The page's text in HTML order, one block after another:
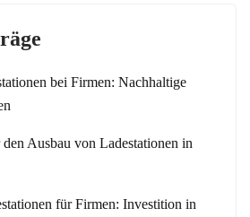
bei Firmen: Nachhaltige
Ausbau von Ladestationen in
für Firmen: Investition in